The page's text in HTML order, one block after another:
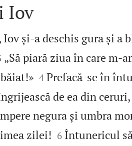
Iov
și‑a deschis gura și a
„Să piară ziua în care

4 Prefacă‑se în
de ea din
negura și umbra
zilei!
6 Întunericul să